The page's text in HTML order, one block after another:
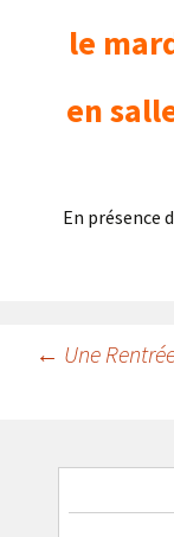
le
en
En présence
Navigation
← Une